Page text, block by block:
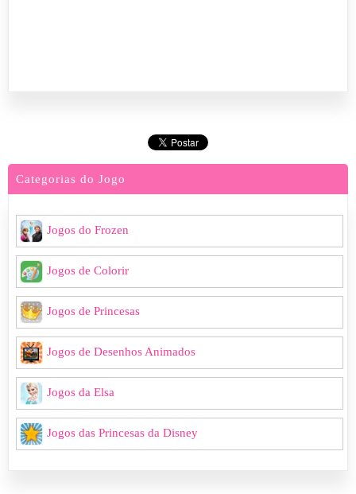
Categorias do Jogo
Jogos do Frozen
Jogos de Colorir
Jogos de Princesas
Jogos de Desenhos Animados
Jogos da Elsa
Jogos das Princesas da Disney